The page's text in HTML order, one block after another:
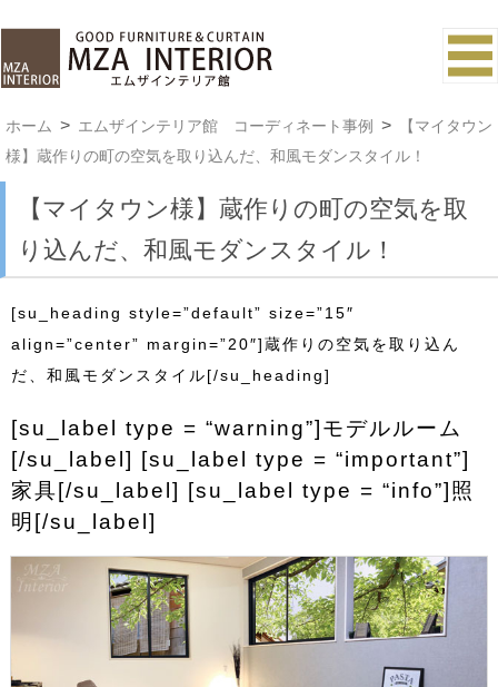
ホーム エムザインテリア館 コーディネート事例
【マイタウン
様】蔵作りの町の空気を取り込んだ、和風モダンスタイル！
【マイタウン様】蔵作りの町の空気を取
り込んだ、和風モダンスタイル！
[su_heading style=”default” size=”15″
align=”center” margin=”20″]蔵作りの空気を取り込ん
だ、和風モダンスタイル[/su_heading]
[su_label type = “warning”]モデルルーム
[/su_label] [su_label type = “important”]
家具[/su_label] [su_label type = “info”]照
明[/su_label]